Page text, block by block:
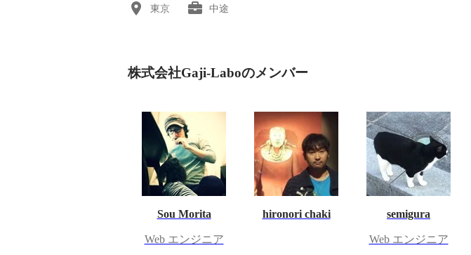
東京 中途
株式会社Gaji-Laboのメンバー
Sou Morita
Web エンジニア
hironori chaki semigura
Web エンジニア